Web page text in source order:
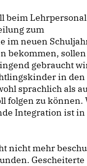
beim Lehrpersonal
zum
im neuen
bekommen, sollen
gebraucht
in den
sprachlich als
folgen zu können.
Integration ist in
nicht mehr
Gescheiterte